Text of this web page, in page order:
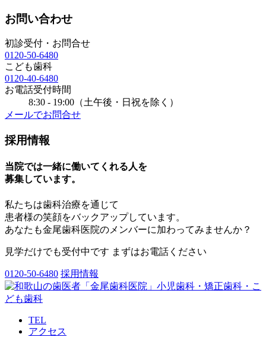
お問い合わせ
初診受付・お問合せ
0120-50-6480
こども歯科
0120-40-6480
お電話受付時間
8:30 - 19:00（土午後・日祝を除く）
メールでお問合せ
採用情報
当院では一緒に働いてくれる人を
募集しています。
私たちは歯科治療を通じて
患者様の笑顔をバックアップしています。
あなたも金尾歯科医院のメンバーに加わってみませんか？
見学だけでも受付中です まずはお電話ください
0120-50-6480 採用情報
TEL
アクセス